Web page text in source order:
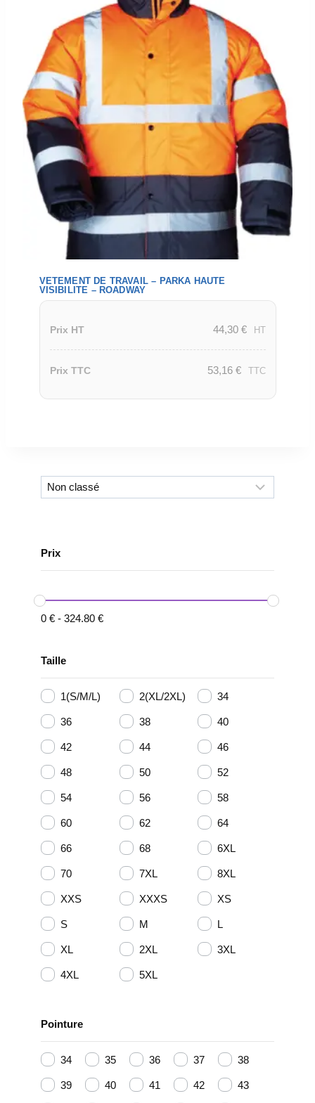
VETEMENT DE TRAVAIL – PARKA HAUTE
VISIBILITE – ROADWAY
Prix HT 44,30 € HT
Prix TTC 53,16 € TTC
Prix
0 € - 324.80 €
Taille
1(S/M/L) 2(XL/2XL) 34
36 38 40
42 44 46
48 50 52
54 56 58
60 62 64
66 68 6XL
70 7XL 8XL
XXS XXXS XS
S M L
XL 2XL 3XL
4XL 5XL
Pointure
34 35 36 37 38
39 40 41 42 43